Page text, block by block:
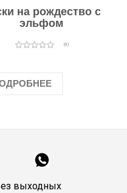
на рождество с
эльфом
(0)
выходных